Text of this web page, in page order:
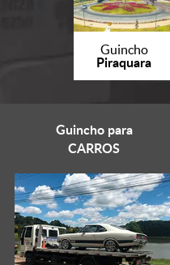
Guincho
Piraquara
Guincho para
CARROS